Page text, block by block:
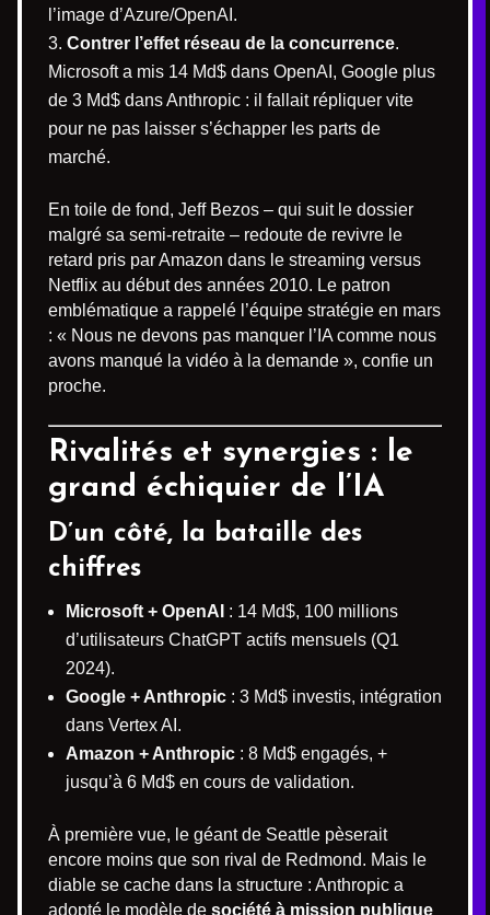
l’image d’Azure/OpenAI.
Contrer l’effet réseau de la concurrence.
Microsoft a mis 14 Md$ dans OpenAI, Google plus
de 3 Md$ dans Anthropic : il fallait répliquer vite
pour ne pas laisser s’échapper les parts de
marché.
En toile de fond, Jeff Bezos – qui suit le dossier
malgré sa semi-retraite – redoute de revivre le
retard pris par Amazon dans le streaming versus
Netflix au début des années 2010. Le patron
emblématique a rappelé l’équipe stratégie en mars
: « Nous ne devons pas manquer l’IA comme nous
avons manqué la vidéo à la demande », confie un
proche.
Rivalités et synergies : le
grand échiquier de l’IA
D’un côté, la bataille des
chiffres
Microsoft + OpenAI : 14 Md$, 100 millions
d’utilisateurs ChatGPT actifs mensuels (Q1
2024).
Google + Anthropic : 3 Md$ investis, intégration
dans Vertex AI.
Amazon + Anthropic : 8 Md$ engagés, +
jusqu’à 6 Md$ en cours de validation.
À première vue, le géant de Seattle pèserait
encore moins que son rival de Redmond. Mais le
diable se cache dans la structure : Anthropic a
adopté le modèle de société à mission publique